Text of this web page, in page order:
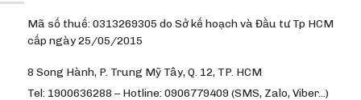
Mã số thuế: 0313269305 do Sở kế hoạch và Đầu tư Tp HCM
cấp ngày 25/05/2015
8 Song Hành, P. Trung Mỹ Tây, Q. 12, TP. HCM
Tel: 1900636288 – Hotline: 0906779409 (SMS, Zalo, Viber…)